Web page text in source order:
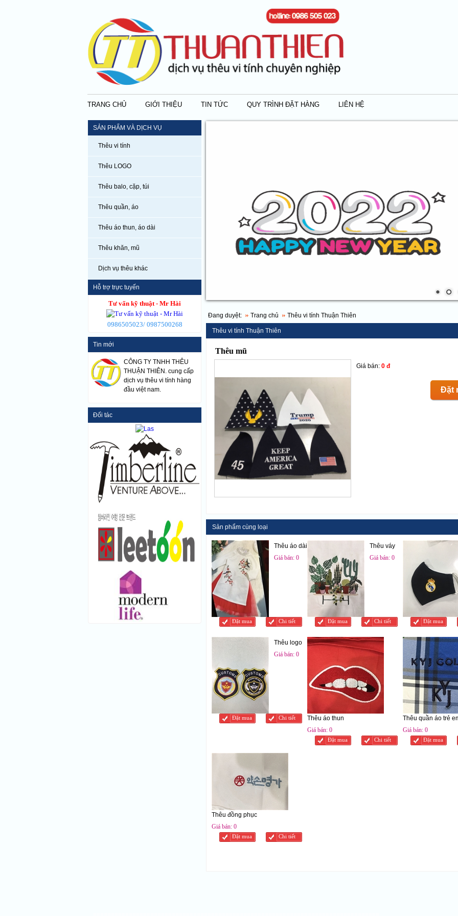
TRANG CHỦ GIỚI THIỆU TIN TỨC QUY TRÌNH ĐẶT HÀNG LIÊN HỆ
SẢN PHẨM VÀ DỊCH VỤ
Thêu vi tính
Thêu LOGO
Thêu balo, cặp, túi
Thêu quần, áo
Thêu áo thun, áo dài
Thêu khăn, mũ
Dịch vụ thêu khác
Hỗ trợ trực tuyến
Tư vấn kỹ thuật - Mr Hài
0986505023/ 0987500268
Tin mới
CÔNG TY TNHH THÊU
THUẬN THIÊN. cung cấp
dịch vụ thêu vi tính hàng
đầu việt nam.
Đối tác
Đang duyệt: Trang chủ Thêu vi tính Thuận Thiên
Thêu vi tính Thuận Thiên
Thêu mũ
Giá bán: 0 đ
Đặt
Sản phẩm cùng loại
Thêu áo dài
Giá bán: 0
Đặt mua Chi tiết
Thêu váy
Giá bán: 0
Đặt mua Chi tiết Đặt mua
Thêu logo
Giá bán: 0
Đặt mua Chi tiết
Thêu áo thun
Giá bán: 0
Đặt mua Chi tiết
Thêu quần áo trẻ
Giá bán: 0
Đặt mua
Thêu đồng phục
Giá bán: 0
Đặt mua Chi tiết